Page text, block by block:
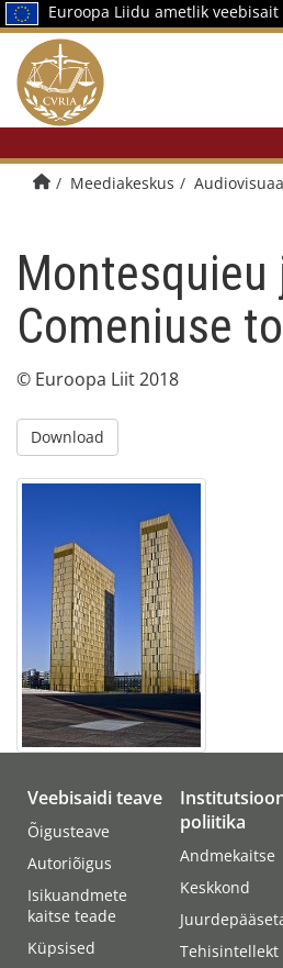
Euroopa Liidu ametlik veebisait
Avalehele
Meediakeskus
Montesquieu
Comeniuse
© Euroopa Liit 2018
Download
Veebisaidi teave
Õigusteave
Autoriõigus
Isikuandmete
kaitse teade
Küpsised
poliitika
Andmekaitse
Keskkond
Tehisintellekt